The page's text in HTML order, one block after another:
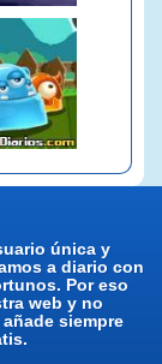
única y
a diario con
Por eso
web y no
siempre